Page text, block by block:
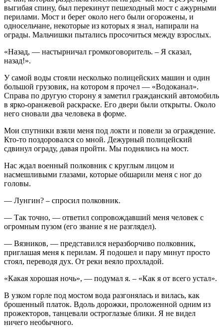
выгибая спину, был перекинут пешеходный мост с ажурными
перилами. Мост и берег около него были огорожены, и
односельчане, некоторые из которых я знал, напирали на
ограды. Мальчишки пытались просочиться между взрослых.
«Назад, — настырничал громкоговоритель. – Я сказал,
назад!».
У самой воды стояли несколько полицейских машин и один
большой грузовик, на котором я прочел — «Водоканал».
Справа по другую сторону я заметил гражданский автомобиль
в ярко-оранжевой раскраске. Его двери были открыты. Около
него сновали два человека в форме.
Мои спутники взяли меня под локти и повели за ограждение.
Кто-то поздоровался со мной. Дежурный полицейский
сдвинул ограду, давая пройти. Мы поднялись на мост.
Нас ждал военный полковник с круглым лицом и
насмешливыми глазами, которые обшарили меня с ног до
головы.
— Лунгин? – спросил полковник.
— Так точно, — ответил сопровождавший меня человек с
огромным пузом (его звание я не разглядел).
— Вязников, — представился неразборчиво полковник,
приглашая меня к перилам. Я подошел и пару минут просто
стоял, переводя дух. От реки веяло прохладой.
«Какая хорошая ночь», — подумал я. – «Как я от всего устал».
В узком горле под мостом вода разгонялась и вилась, как
брошенный платок. Вдоль дорожки, проложенной одним из
прожекторов, танцевали остроглазые блики. Я не видел
ничего необычного.